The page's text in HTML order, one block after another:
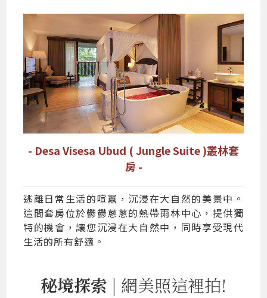
- Desa Visesa Ubud ( Jungle Suite )叢林套
房 -
逃離日常生活的喧囂，沉浸在大自然的美景中。
這間套房位於鬱鬱蔥蔥的熱帶雨林中心，提供獨
特的機會，讓您沉浸在大自然中，同時享受現代
生活的所有舒適。
秘境探索 | 網美照這裡拍!